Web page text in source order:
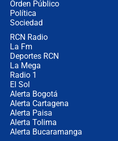
Orden Público
Política
Sociedad
RCN Radio
La Fm
Deportes RCN
La Mega
Radio 1
El Sol
Alerta Bogotá
Alerta Cartagena
Alerta Paisa
Alerta Tolima
Alerta Bucaramanga